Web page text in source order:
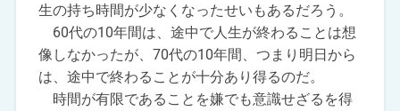
生の持ち時間が少なくなったせいもあるだろう。
60代の10年間は、途中で人生が終わることは想
像しなかったが、70代の10年間、つまり明日から
は、途中で終わることが十分あり得るのだ。
時間が有限であることを嫌でも意識せざるを得